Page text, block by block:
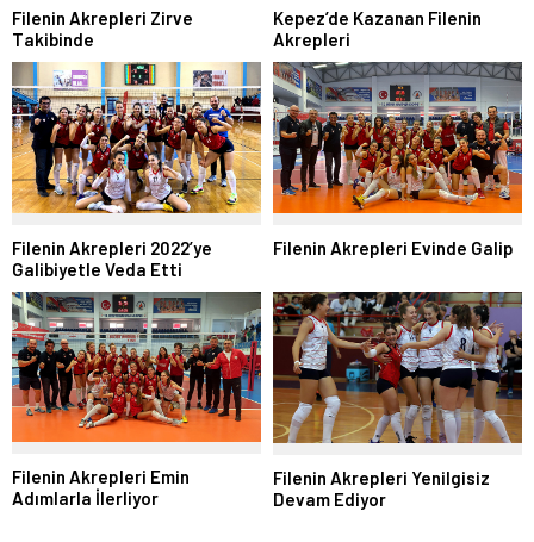
Filenin Akrepleri Zirve
Takibinde
Kepez’de Kazanan Filenin
Akrepleri
Filenin Akrepleri 2022’ye
Galibiyetle Veda Etti
Filenin Akrepleri Evinde Galip
Filenin Akrepleri Emin
Adımlarla İlerliyor
Filenin Akrepleri Yenilgisiz
Devam Ediyor